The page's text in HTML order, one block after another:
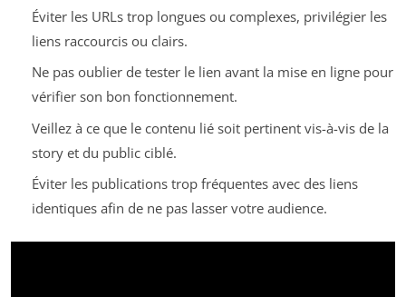
Éviter les URLs trop longues ou complexes, privilégier les
liens raccourcis ou clairs.
Ne pas oublier de tester le lien avant la mise en ligne pour
vérifier son bon fonctionnement.
Veillez à ce que le contenu lié soit pertinent vis-à-vis de la
story et du public ciblé.
Éviter les publications trop fréquentes avec des liens
identiques afin de ne pas lasser votre audience.